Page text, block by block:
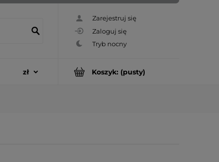
Zarejestruj się
Zaloguj się
Koszyk: (pusty)